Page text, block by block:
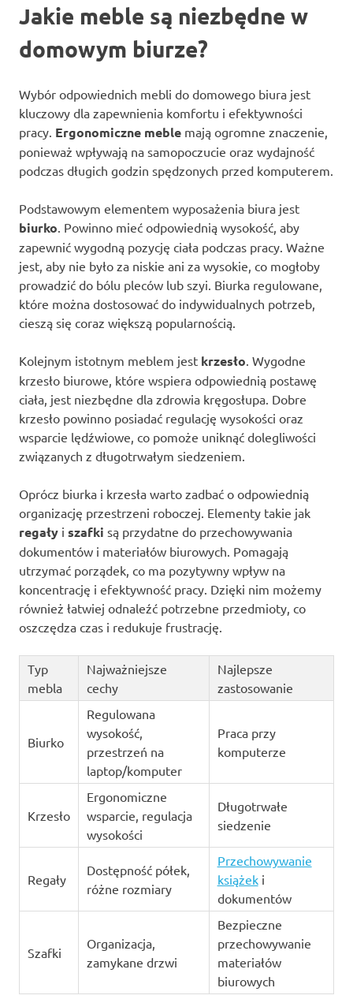
Jakie meble są niezbędne w
domowym biurze?
Wybór odpowiednich mebli do domowego biura jest
kluczowy dla zapewnienia komfortu i efektywności
pracy. Ergonomiczne meble mają ogromne znaczenie,
ponieważ wpływają na samopoczucie oraz wydajność
podczas długich godzin spędzonych przed komputerem.
Podstawowym elementem wyposażenia biura jest
biurko . Powinno mieć odpowiednią wysokość, aby
zapewnić wygodną pozycję ciała podczas pracy. Ważne
jest, aby nie było za niskie ani za wysokie, co mogłoby
prowadzić do bólu pleców lub szyi. Biurka regulowane,
które można dostosować do indywidualnych potrzeb,
cieszą się coraz większą popularnością.
Kolejnym istotnym meblem jest krzesło . Wygodne
krzesło biurowe, które wspiera odpowiednią postawę
ciała, jest niezbędne dla zdrowia kręgosłupa. Dobre
krzesło powinno posiadać regulację wysokości oraz
wsparcie lędźwiowe, co pomoże uniknąć dolegliwości
związanych z długotrwałym siedzeniem.
Oprócz biurka i krzesła warto zadbać o odpowiednią
organizację przestrzeni roboczej. Elementy takie jak
regały i szafki są przydatne do przechowywania
dokumentów i materiałów biurowych. Pomagają
utrzymać porządek, co ma pozytywny wpływ na
koncentrację i efektywność pracy. Dzięki nim możemy
również łatwiej odnaleźć potrzebne przedmioty, co
oszczędza czas i redukuje frustrację.
Typ
mebla
Najważniejsze
cechy
Najlepsze
zastosowanie
Biurko
Regulowana
wysokość,
przestrzeń na
laptop/komputer
Praca przy
komputerze
Krzesło
Ergonomiczne
wsparcie, regulacja
wysokości
Długotrwałe
siedzenie
Regały
Dostępność półek,
różne rozmiary
Przechowywanie
książeki
dokumentów
Szafki
Organizacja,
zamykane drzwi
Bezpieczne
przechowywanie
materiałów
biurowych